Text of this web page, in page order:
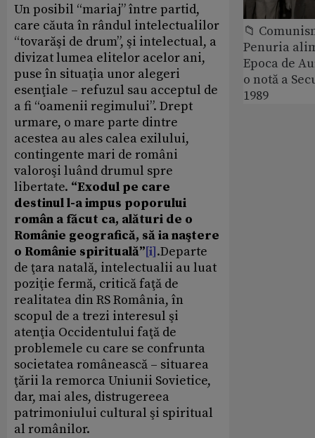
Un posibil “mariaj” între partid,
care căuta în rândul intelectualilor
“tovarăşi de drum”, şi intelectual, a
divizat lumea elitelor acelor ani,
puse în situaţia unor alegeri
esenţiale – refuzul sau acceptul de
a fi “oamenii regimului”. Drept
urmare, o mare parte dintre
acestea au ales calea exilului,
contingente mari de români
valoroşi luând drumul spre
libertate. “Exodul pe care
destinul l-a impus poporului
român a făcut ca, alături de o
Românie geografică, să ia naştere
o Românie spirituală”[i].Departe
de ţara natală, intelectualii au luat
poziţie fermă, critică faţă de
realitatea din RS România, în
scopul de a trezi interesul şi
atenţia Occidentului faţă de
problemele cu care se confrunta
societatea românească – situarea
ţării la remorca Uniunii Sovietice,
dar, mai ales, distrugereea
patrimoniului cultural şi spiritual
al românilor.
📁
Penuria
Epoca de
o notă a
1989